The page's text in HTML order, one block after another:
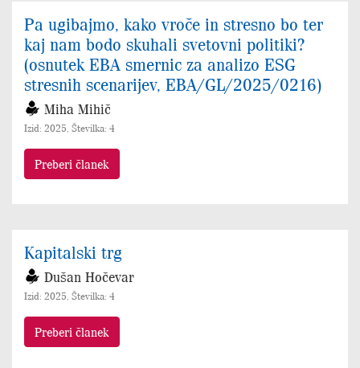
Pa ugibajmo, kako vroče in stresno bo ter
kaj nam bodo skuhali svetovni politiki?
(osnutek EBA smernic za analizo ESG
stresnih scenarijev, EBA/GL/2025/0216)
Miha Mihič
Izid: 2025, Številka: 4
Preberi članek
Kapitalski trg
Dušan Hočevar
Izid: 2025, Številka: 4
Preberi članek